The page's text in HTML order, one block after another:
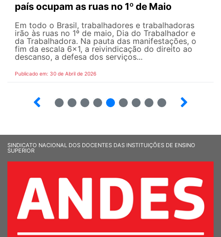
país ocupam as ruas no 1º de Maio
Em todo o Brasil, trabalhadores e trabalhadoras
irão às ruas no 1º de maio, Dia do Trabalhador e
da Trabalhadora. Na pauta das manifestações, o
fim da escala 6×1, a reivindicação do direito ao
descanso, a defesa dos serviços...
Publicado em: 30 de Abril de 2026
SINDICATO NACIONAL DOS DOCENTES DAS INSTITUIÇÕES DE ENSINO
SUPERIOR